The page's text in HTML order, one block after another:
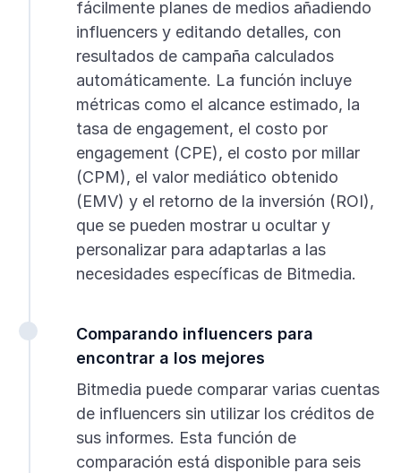
fácilmente planes de medios añadiendo
influencers y editando detalles, con
resultados de campaña calculados
automáticamente. La función incluye
métricas como el alcance estimado, la
tasa de engagement, el costo por
engagement (CPE), el costo por millar
(CPM), el valor mediático obtenido
(EMV) y el retorno de la inversión (ROI),
que se pueden mostrar u ocultar y
personalizar para adaptarlas a las
necesidades específicas de Bitmedia.
Comparando influencers para
encontrar a los mejores
Bitmedia puede comparar varias cuentas
de influencers sin utilizar los créditos de
sus informes. Esta función de
comparación está disponible para seis